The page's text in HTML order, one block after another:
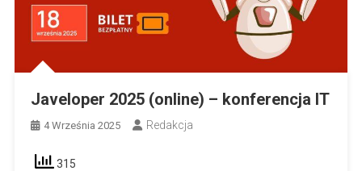
Javeloper 2025 (online) – konferencja IT
4 Września 2025 Redakcja
315